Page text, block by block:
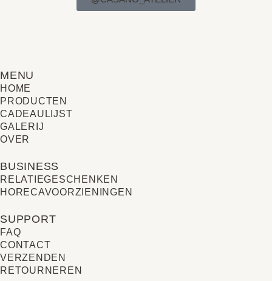
MENU
HOME
PRODUCTEN
CADEAULIJST
GALERIJ
OVER
BUSINESS
RELATIE­GESCHENKEN
HORECAVOORZIENINGEN
SUPPORT
FAQ
CONTACT
VERZENDEN
RETOURNEREN